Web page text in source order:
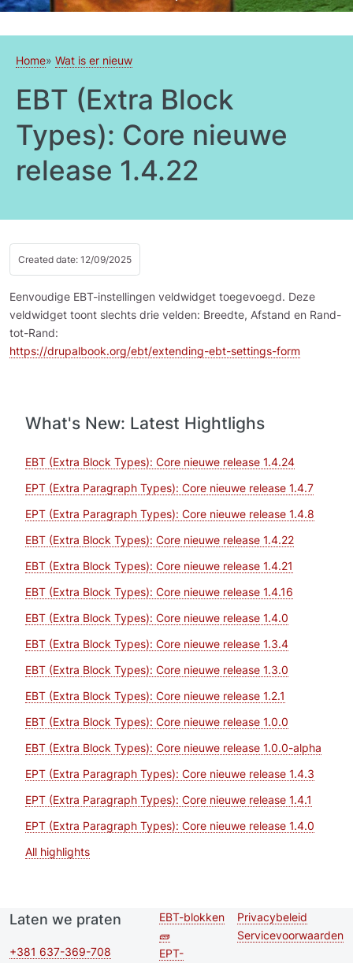
Home Wat is er nieuw
EBT (Extra Block
Types): Core nieuwe
release 1.4.22
Created date: 12/09/2025
Eenvoudige EBT-instellingen veldwidget toegevoegd. Deze
veldwidget toont slechts drie velden: Breedte, Afstand en Rand-
tot-Rand:
https://drupalbook.org/ebt/extending-ebt-settings-form
What's New: Latest Hightlighs
EBT (Extra Block Types): Core nieuwe release 1.4.24
EPT (Extra Paragraph Types): Core nieuwe release 1.4.7
EPT (Extra Paragraph Types): Core nieuwe release 1.4.8
EBT (Extra Block Types): Core nieuwe release 1.4.22
EBT (Extra Block Types): Core nieuwe release 1.4.21
EBT (Extra Block Types): Core nieuwe release 1.4.16
EBT (Extra Block Types): Core nieuwe release 1.4.0
EBT (Extra Block Types): Core nieuwe release 1.3.4
EBT (Extra Block Types): Core nieuwe release 1.3.0
EBT (Extra Block Types): Core nieuwe release 1.2.1
EBT (Extra Block Types): Core nieuwe release 1.0.0
EBT (Extra Block Types): Core nieuwe release 1.0.0-alpha
EPT (Extra Paragraph Types): Core nieuwe release 1.4.3
EPT (Extra Paragraph Types): Core nieuwe release 1.4.1
EPT (Extra Paragraph Types): Core nieuwe release 1.4.0
All highlights
Laten we praten
+381 637-369-708
Second
footer
EBT-blokken
🧱
EPT-
Footer menu
Privacybeleid
Servicevoorwaarden